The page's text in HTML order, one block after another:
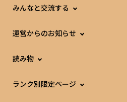
みんなと交流する
運営からのお知らせ
読み物
ランク別限定ページ